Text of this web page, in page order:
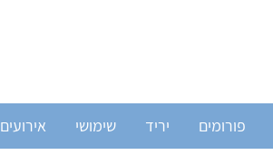
פורומים יריד שימושי אירועים